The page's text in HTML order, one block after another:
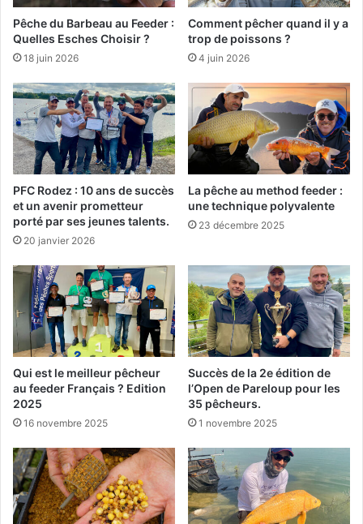
à
g
r
a
n
d
e
c
a
n
n
f
f
é
e
n
t
e
s
d
a
n
s
u
l
r
l
a
n
d
a
s
Pêche du Barbeau au Feeder :
Quelles Esches Choisir ?
18 juin 2026
Comment pêcher quand il y a
trop de poissons ?
4 juin 2026
PFC Rodez : 10 ans de succès
et un avenir prometteur
porté par ses jeunes talents.
20 janvier 2026
La pêche au method feeder :
une technique polyvalente
23 décembre 2025
Qui est le meilleur pêcheur
au feeder Français ? Edition
2025
16 novembre 2025
Succès de la 2e édition de
l’Open de Pareloup pour les
35 pêcheurs.
1 novembre 2025